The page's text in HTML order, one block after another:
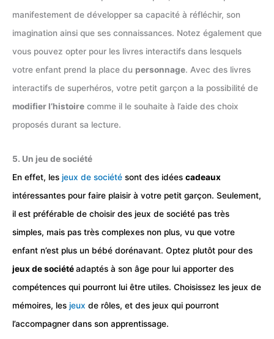
manifestement de développer sa capacité à réfléchir, son
imagination ainsi que ses connaissances. Notez également que
vous pouvez opter pour les livres interactifs dans lesquels
votre enfant prend la place du personnage. Avec des livres
interactifs de superhéros, votre petit garçon a la possibilité de
modifier l’histoire comme il le souhaite à l’aide des choix
proposés durant sa lecture.
5. Un jeu de société
En effet, les jeux de société sont des idées cadeaux
intéressantes pour faire plaisir à votre petit garçon. Seulement,
il est préférable de choisir des jeux de société pas très
simples, mais pas très complexes non plus, vu que votre
enfant n’est plus un bébé dorénavant. Optez plutôt pour des
jeux de sociétéadaptés à son âge pour lui apporter des
compétences qui pourront lui être utiles. Choisissez les jeux de
mémoires, les jeux de rôles, et des jeux qui pourront
l’accompagner dans son apprentissage.